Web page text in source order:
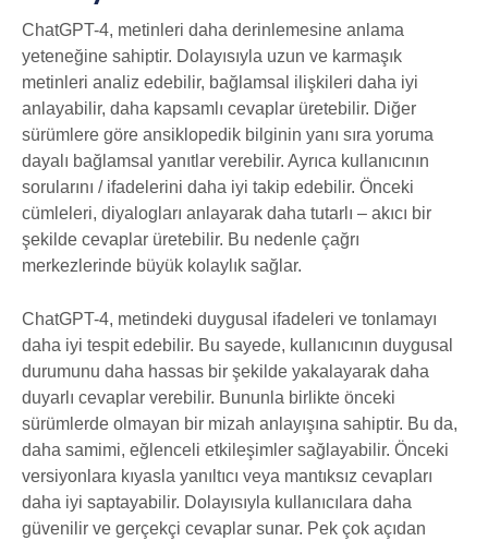
ChatGPT-4, metinleri daha derinlemesine anlama
yeteneğine sahiptir. Dolayısıyla uzun ve karmaşık
metinleri analiz edebilir, bağlamsal ilişkileri daha iyi
anlayabilir, daha kapsamlı cevaplar üretebilir. Diğer
sürümlere göre ansiklopedik bilginin yanı sıra yoruma
dayalı bağlamsal yanıtlar verebilir. Ayrıca kullanıcının
sorularını / ifadelerini daha iyi takip edebilir. Önceki
cümleleri, diyalogları anlayarak daha tutarlı – akıcı bir
şekilde cevaplar üretebilir. Bu nedenle çağrı
merkezlerinde büyük kolaylık sağlar.
ChatGPT-4, metindeki duygusal ifadeleri ve tonlamayı
daha iyi tespit edebilir. Bu sayede, kullanıcının duygusal
durumunu daha hassas bir şekilde yakalayarak daha
duyarlı cevaplar verebilir. Bununla birlikte önceki
sürümlerde olmayan bir mizah anlayışına sahiptir. Bu da,
daha samimi, eğlenceli etkileşimler sağlayabilir. Önceki
versiyonlara kıyasla yanıltıcı veya mantıksız cevapları
daha iyi saptayabilir. Dolayısıyla kullanıcılara daha
güvenilir ve gerçekçi cevaplar sunar. Pek çok açıdan